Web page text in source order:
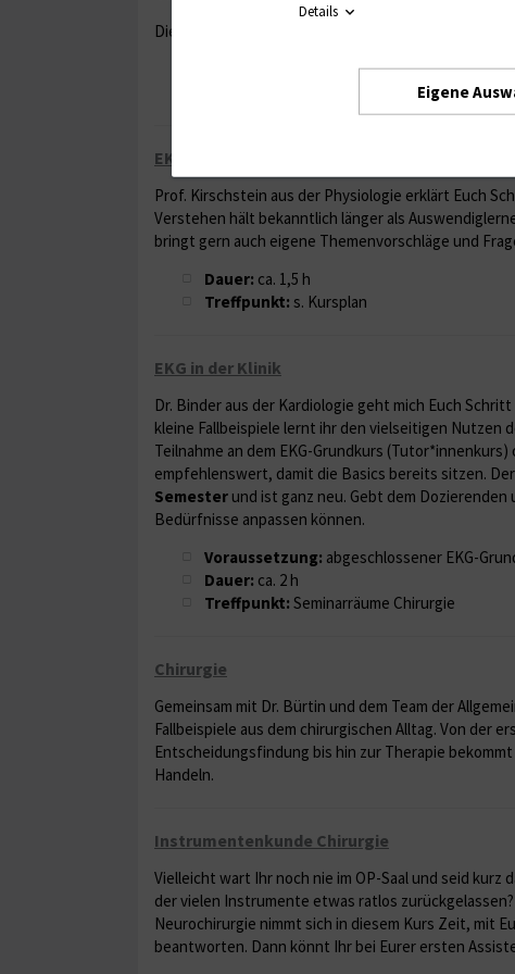
Dieser Kurs ist interaktiv und wird von Dr. Felix Bock
Seminarräume Chirurgie
EKG-Pathophysiologie
Prof. Kirschstein aus der Physiologie erklärt Euch
Verstehen hält bekanntlich länger als
bringt gern auch eigene Themenvorschläge und
Dauer: ca. 1,5 h
Treffpunkt: s. Kursplan
EKG in der Klinik
Dr. Binder aus der Kardiologie geht mich Euch
kleine Fallbeispiele lernt ihr den vielseitigen Nutzen
Teilnahme an dem EKG-Grundkurs
empfehlenswert, damit die Basics bereits sitzen.
Semester und ist ganz neu. Gebt dem
Bedürfnisse anpassen können.
Voraussetzung: abgeschlossener EKG-
Dauer: ca. 2 h
Treffpunkt: Seminarräume Chirurgie
Chirurgie
Gemeinsam mit Dr. Bürtin und dem Team der
Fallbeispiele aus dem chirurgischen Alltag. Von der
Entscheidungsfindung bis hin zur Therapie
Handeln.
Instrumentenkunde Chirurgie
Vielleicht wart Ihr noch nie im OP-Saal und seid kurz
der vielen Instrumente etwas ratlos
Neurochirurgie nimmt sich in diesem Kurs Zeit, mit
beantworten. Dann könnt Ihr bei Eurer ersten
Details
Eigene